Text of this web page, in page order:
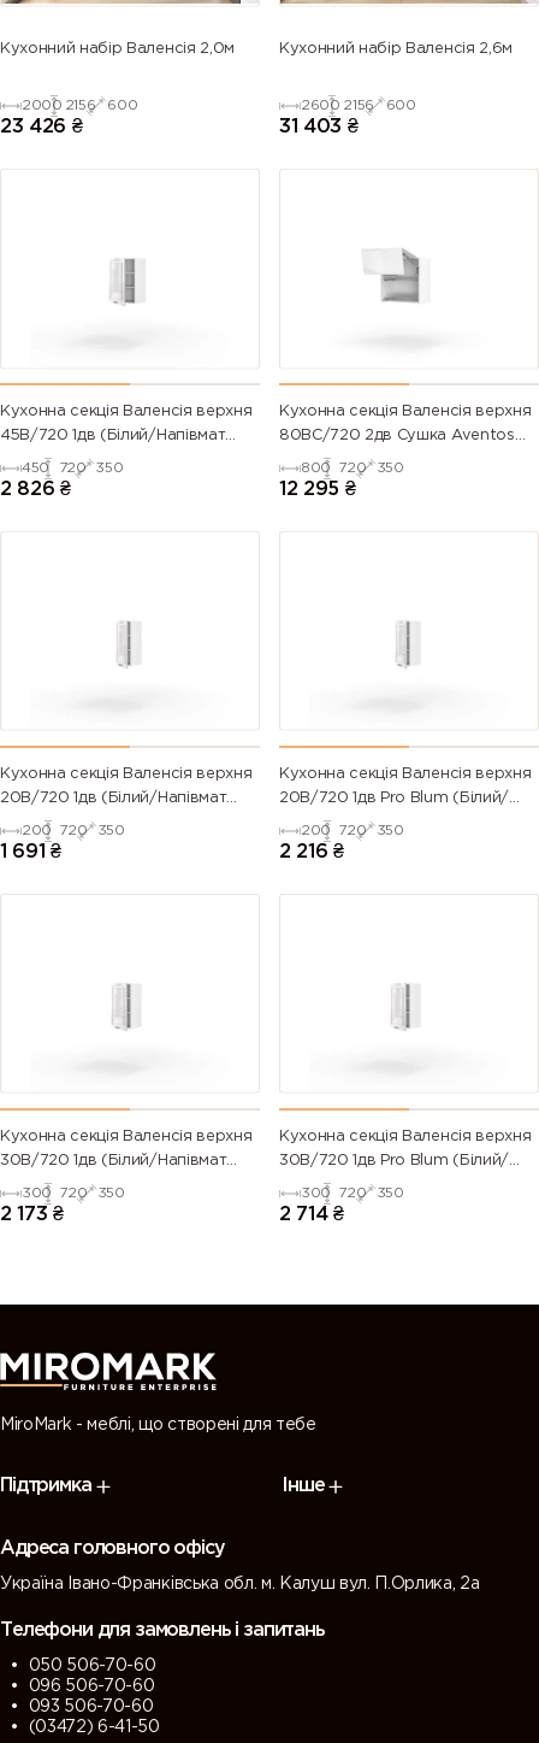
Кухонний набір Валенсія 2,0м
2000 2156 600
23 426 ₴
Кухонний набір Валенсія 2,6м
2600 2156 600
31 403 ₴
Кухонна секція Валенсія верхня
45В/720 1дв (Білий/Напівмат
Білий 9003)
450 720 350
2 826 ₴
Кухонна секція Валенсія верхня
80ВС/720 2дв Сушка Aventos
Pro Blum+Rejs (Білий/Напівмат
Білий 9003)
800 720 350
12 295 ₴
Кухонна секція Валенсія верхня
20В/720 1дв (Білий/Напівмат
Білий 9003)
200 720 350
1 691 ₴
Кухонна секція Валенсія верхня
20В/720 1дв Pro Blum (Білий/
Напівмат Білий 9003)
200 720 350
2 216 ₴
Кухонна секція Валенсія верхня
30В/720 1дв (Білий/Напівмат
Білий 9003)
300 720 350
2 173 ₴
Кухонна секція Валенсія верхня
30В/720 1дв Pro Blum (Білий/
Напівмат Білий 9003)
300 720 350
2 714 ₴
MiroMark - меблі, що створені для тебе
Підтримка Інше
Адреса головного офісу
Україна Івано-Франківська обл. м. Калуш вул. П.Орлика, 2а
Телефони для замовлень і запитань
050 506-70-60
096 506-70-60
093 506-70-60
(03472) 6-41-50